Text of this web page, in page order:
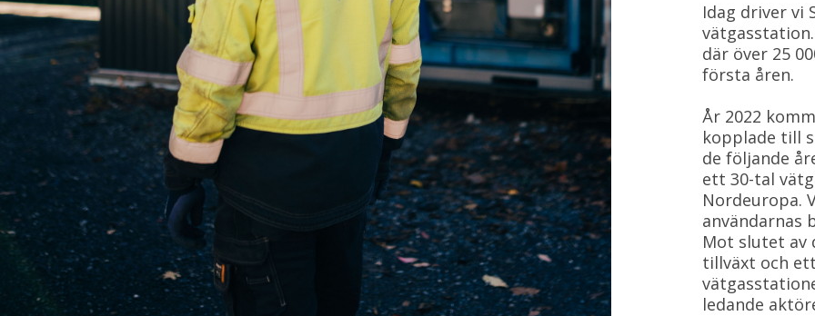
Idag driver vi
där över 25
första åren.
År 2022
kopplade till
de följande
ett 30-tal
Nordeuropa.
användarnas
Mot slutet av
tillväxt och
ledande